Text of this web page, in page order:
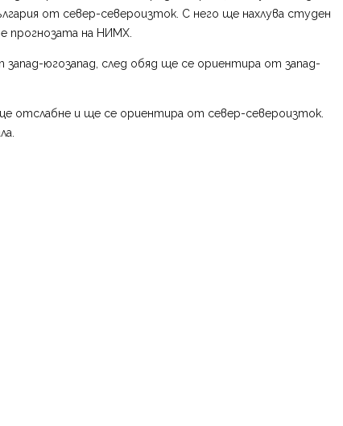
от север-североизток. С него ще нахлува студен
прогнозата на НИМХ.
югозапад, след обяд ще се ориентира от запад-
отслабне и ще се ориентира от север-североизток.